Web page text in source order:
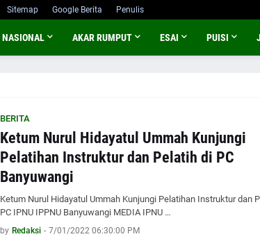
Sitemap Google Berita Penulis
NASIONAL AKAR RUMPUT ESAI PUISI
BERITA
Ketum Nurul Hidayatul Ummah Kunjungi
Pelatihan Instruktur dan Pelatih di PC
Banyuwangi
Ketum Nurul Hidayatul Ummah Kunjungi Pelatihan Instruktur dan
PC IPNU IPPNU Banyuwangi MEDIA IPNU …
by Redaksi - 7/01/2022 06:30:00 PM